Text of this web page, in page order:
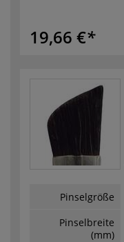
19,66 €
Pinselgröße
Pinselbreite
(mm)